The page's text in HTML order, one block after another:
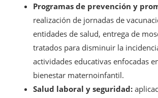
Programas de prevención y
realización de jornadas de
entidades de salud, entrega de
tratados para disminuir la
actividades educativas enfocadas
bienestar maternoinfantil.
Salud laboral y seguridad: